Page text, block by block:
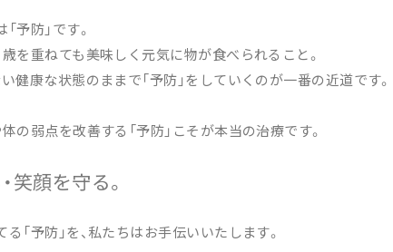
予防」です。
を重ねても美味しく元気に物が食べられること。
健康な状態のままで「予防」をしていくのが一番の近道です。
の弱点を改善する「予防」こそが本当の治療です。
笑顔を守る。
「予防」を、私たちはお手伝いいたします。